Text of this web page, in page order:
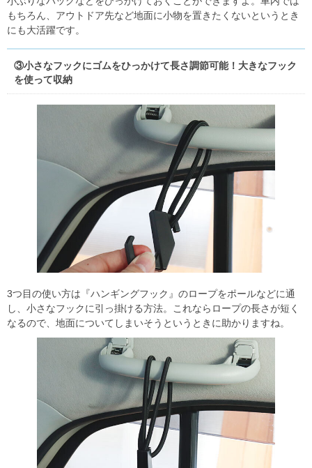
もちろん、アウトドア先など地面に小物を置きたくないというとき
にも大活躍です。
③小さなフックにゴムをひっかけて長さ調節可能！大きなフック
を使って収納
3つ目の使い方は『ハンギングフック』のロープをポールなどに通
し、小さなフックに引っ掛ける方法。これならロープの長さが短く
なるので、地面についてしまいそうというときに助かりますね。